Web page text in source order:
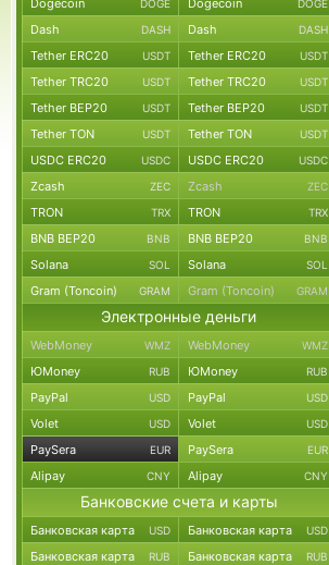
Dogecoin DOGE Dogecoin DOGE
Dash DASH Dash DASH
Tether ERC20 USDT Tether ERC20 USDT
Tether TRC20 USDT Tether TRC20 USDT
Tether BEP20 USDT Tether BEP20 USDT
Tether TON USDT Tether TON USDT
USDC ERC20 USDC USDC ERC20 USDC
Zcash ZEC Zcash ZEC
TRON TRX TRON TRX
BNB BEP20 BNB BNB BEP20 BNB
Solana SOL Solana SOL
Gram (Toncoin) GRAM Gram (Toncoin) GRAM
Электронные деньги
WebMoney WMZ WebMoney WMZ
ЮMoney RUB ЮMoney RUB
PayPal USD PayPal USD
Volet USD Volet USD
PaySera EUR PaySera EUR
Alipay CNY Alipay CNY
Банковские счета и карты
Банковская карта USD Банковская карта USD
Банковская карта RUB Банковская карта RUB